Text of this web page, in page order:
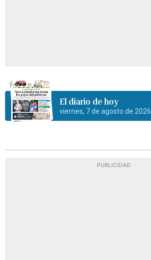
El diario de hoy
viernes, 7 de agosto de 2026
PUBLICIDAD